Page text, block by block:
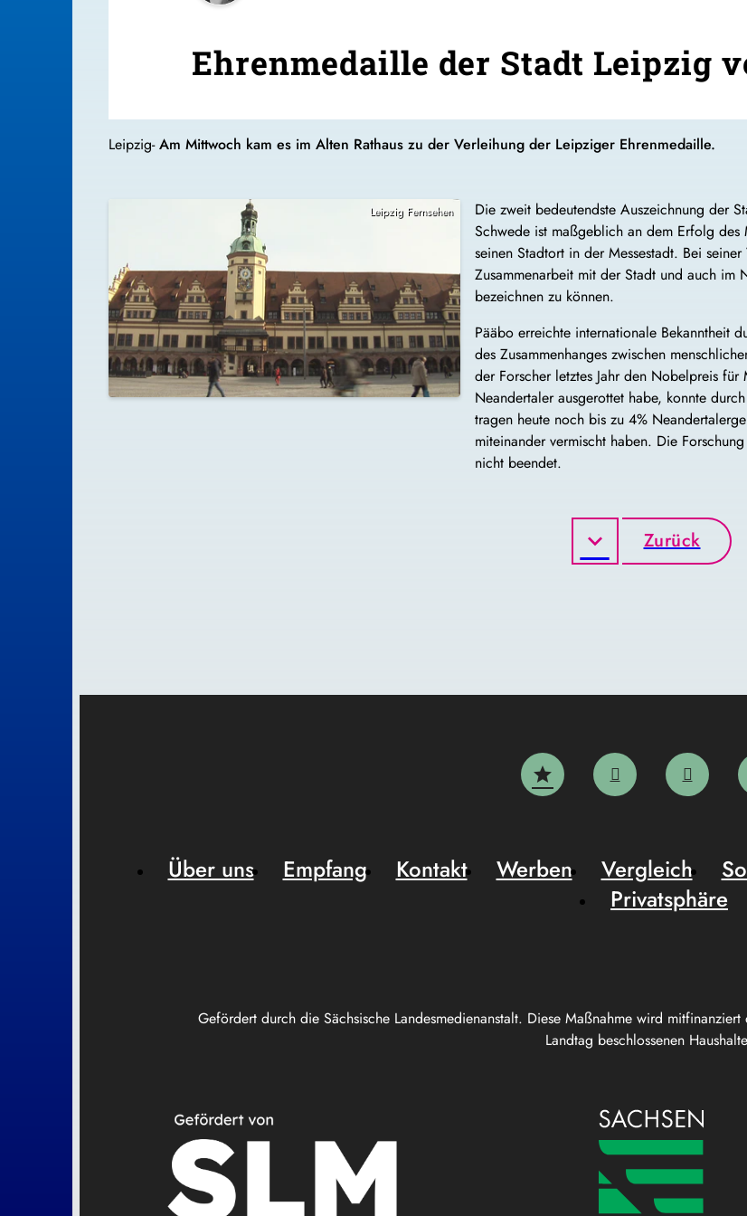
Ehrenmedaille der Stadt Leipzig
Leipzig-Am Mittwoch kam es im Alten Rathaus zu der Verleihung der Leipziger Ehrenmedaille.
Leipzig Fernsehen
Die zweit bedeutendste Auszeichnung der
Schwede ist maßgeblich an dem Erfolg des
seinen Stadtort in der Messestadt. Bei
Zusammenarbeit mit der Stadt und auch im
bezeichnen zu können.
Pääbo erreichte internationale Bekanntheit
des Zusammenhanges zwischen
der Forscher letztes Jahr den Nobelpreis
Neandertaler ausgerottet habe, konnte
tragen heute noch bis zu 4%
miteinander vermischt haben. Die
nicht beendet.
Zurück
Gefördert durch die Sächsische Landesmedienanstalt. Diese Maßnahme wird
Landtag beschlossenen
Über uns Empfang Kontakt Werben Vergleich
Privatsphäre